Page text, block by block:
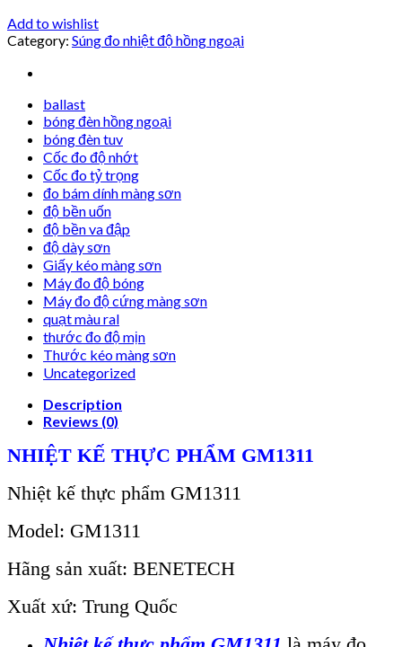
Add to wishlist
Category: Súng đo nhiệt độ hồng ngoại
ballast
bóng đèn hồng ngoại
bóng đèn tuv
Cốc đo độ nhớt
Cốc đo tỷ trọng
đo bám dính màng sơn
độ bền uốn
độ bền va đập
độ dày sơn
Giấy kéo màng sơn
Máy đo độ bóng
Máy đo độ cứng màng sơn
quạt màu ral
thước đo độ mịn
Thước kéo màng sơn
Uncategorized
Description
Reviews (0)
NHIỆT KẾ THỰC PHẨM GM1311
Nhiệt kế thực phẩm GM1311
Model: GM1311
Hãng sản xuất: BENETECH
Xuất xứ: Trung Quốc